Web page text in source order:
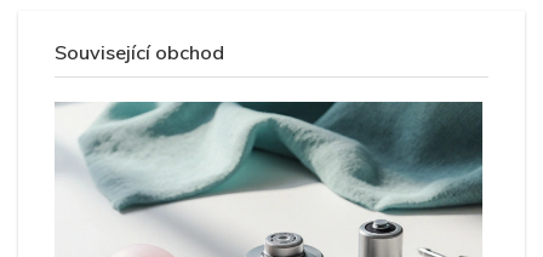
Související obchod